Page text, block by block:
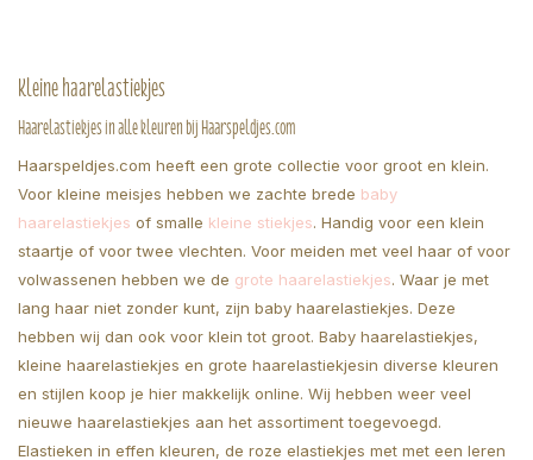
Kleine haarelastiekjes
Haarelastiekjes in alle kleuren bij Haarspeldjes.com
Haarspeldjes.com heeft een grote collectie voor groot en klein.
Voor kleine meisjes hebben we zachte brede baby
haarelastiekjes of smalle kleine stiekjes. Handig voor een klein
staartje of voor twee vlechten. Voor meiden met veel haar of voor
volwassenen hebben we de grote haarelastiekjes. Waar je met
lang haar niet zonder kunt, zijn baby haarelastiekjes. Deze
hebben wij dan ook voor klein tot groot. Baby haarelastiekjes,
kleine haarelastiekjes en grote haarelastiekjesin diverse kleuren
en stijlen koop je hier makkelijk online. Wij hebben weer veel
nieuwe haarelastiekjes aan het assortiment toegevoegd.
Elastieken in effen kleuren, de roze elastiekjes met met een leren